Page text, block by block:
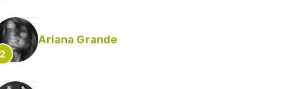
Ariana Grande